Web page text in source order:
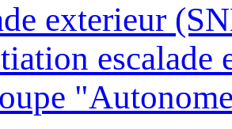
exterieur
escalade